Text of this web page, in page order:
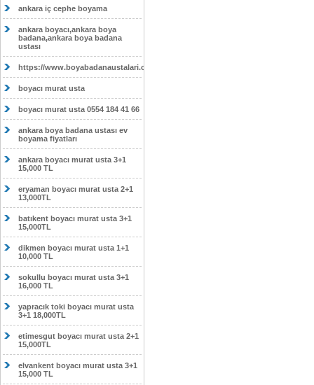
ankara iç cephe boyama
ankara boyacı,ankara boya
badana,ankara boya badana
ustası
https://www.boyabadanaustalari.com/
boyacı murat usta
boyacı murat usta 0554 184 41 66
ankara boya badana ustası ev
boyama fiyatları
ankara boyacı murat usta 3+1
15,000 TL
eryaman boyacı murat usta 2+1
13,000TL
batıkent boyacı murat usta 3+1
15,000TL
dikmen boyacı murat usta 1+1
10,000 TL
sokullu boyacı murat usta 3+1
16,000 TL
yapracık toki boyacı murat usta
3+1 18,000TL
etimesgut boyacı murat usta 2+1
15,000TL
elvankent boyacı murat usta 3+1
15,000 TL